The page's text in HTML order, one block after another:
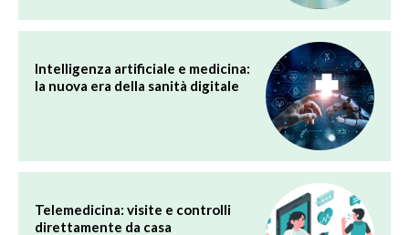
Intelligenza artificiale e medicina:
la nuova era della sanità digitale
Telemedicina: visite e controlli
direttamente da casa